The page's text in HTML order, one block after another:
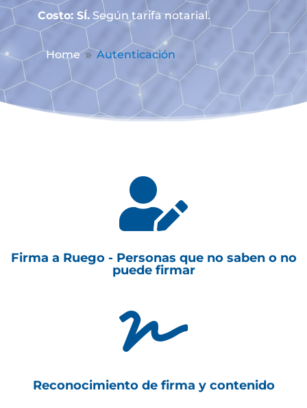
Costo: SÍ.Según tarifa notarial.
Home 9 Autenticación

Firma a Ruego - Personas que no saben o no
puede firmar

Reconocimiento de firma y contenido